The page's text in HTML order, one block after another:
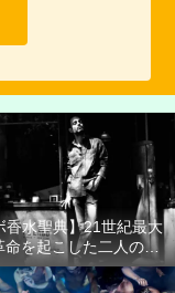
香水聖典】21世紀最大
命を起こした二人の男
たち